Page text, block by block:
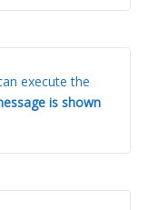
execute the
is shown